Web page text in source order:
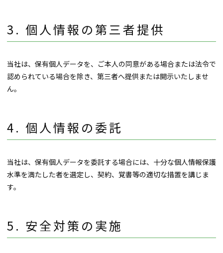
個人情報の第三者提供
当社は、保有個人データを、ご本人の同意がある場合または法令で
認められている場合を除き、第三者へ提供または開示いたしませ
ん。
個人情報の委託
当社は、保有個人データを委託する場合には、十分な個人情報保護
水準を満たした者を選定し、契約、覚書等の適切な措置を講じま
す。
安全対策の実施